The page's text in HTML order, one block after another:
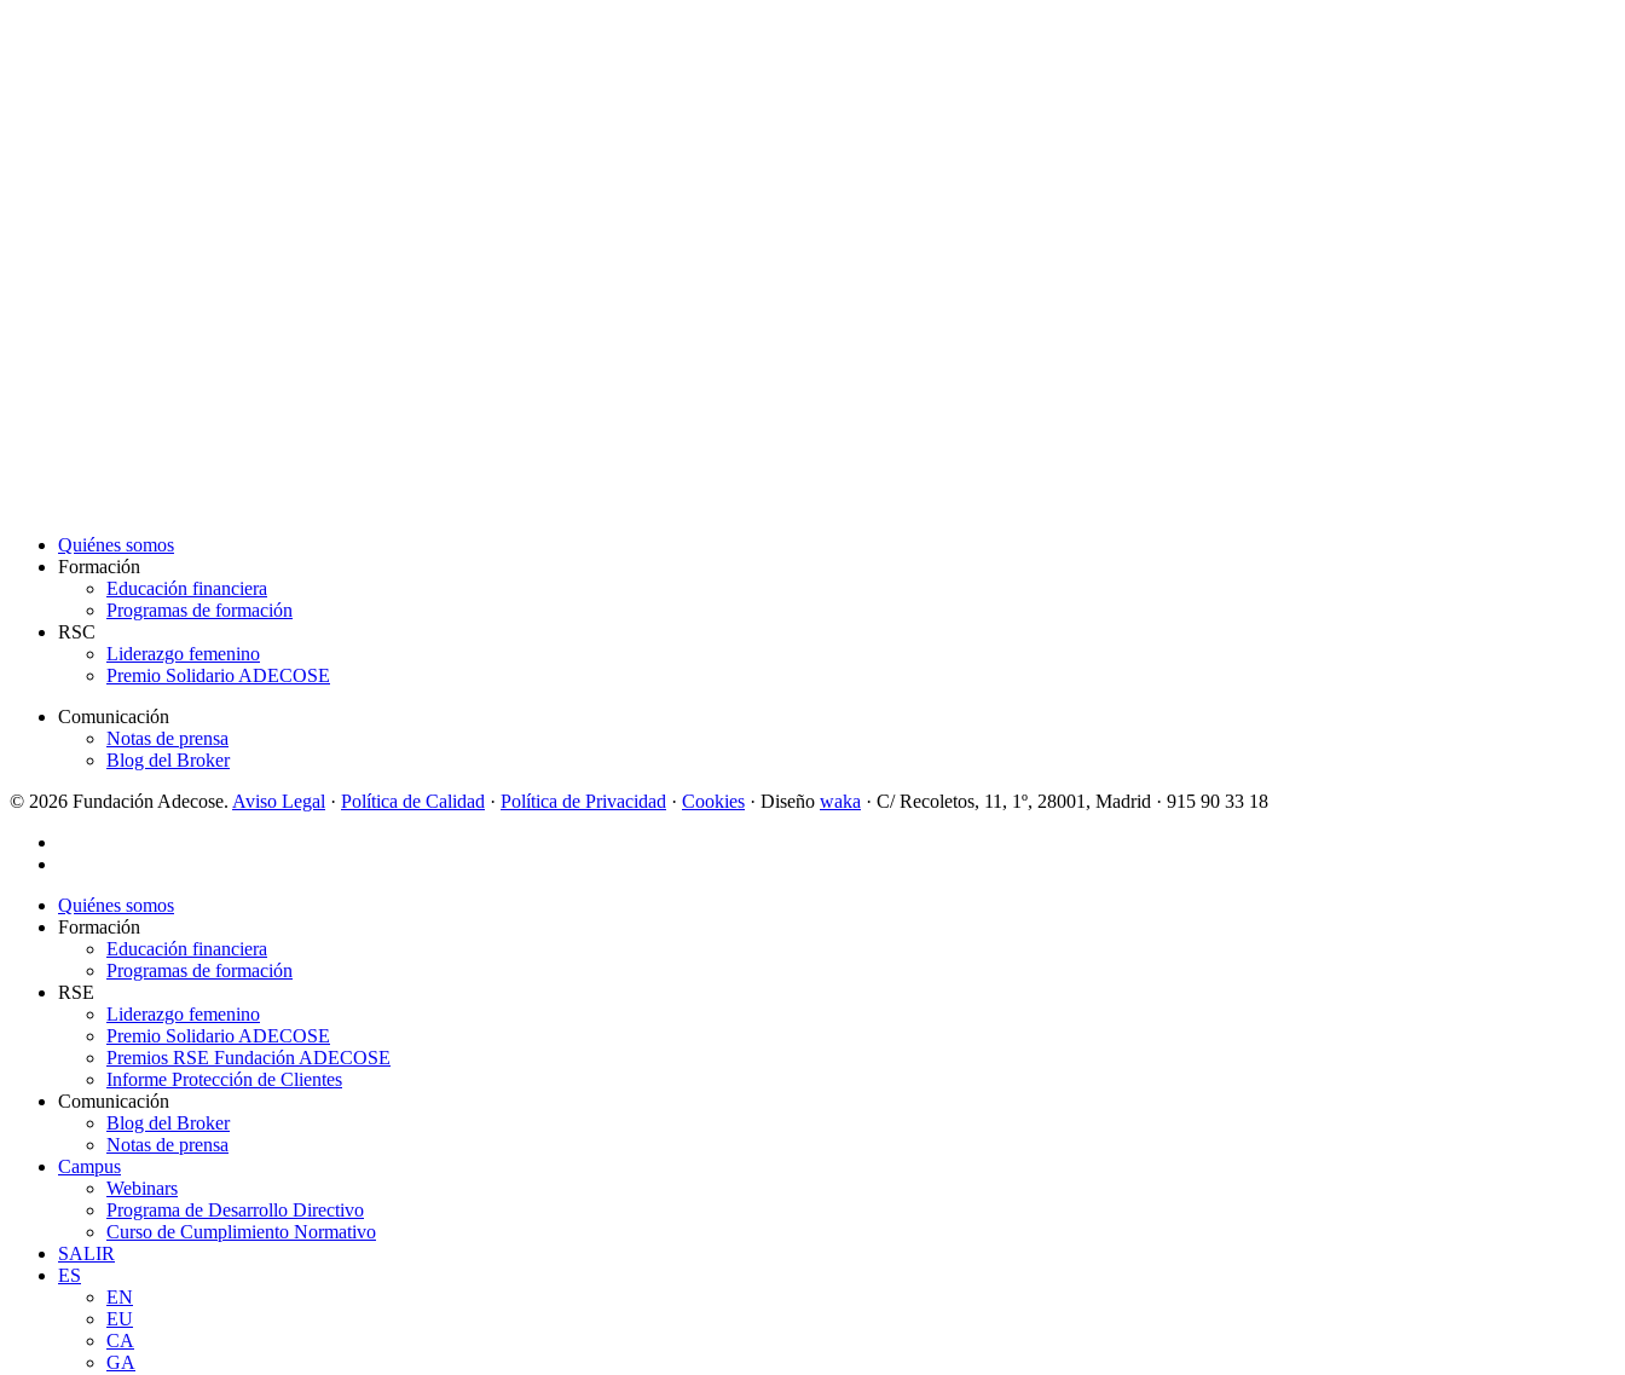
Quiénes somos
Formación
Educación financiera
Programas de formación
RSC
Liderazgo femenino
Premio Solidario ADECOSE
Comunicación
Notas de prensa
Blog del Broker
© 2026 Fundación Adecose. Aviso Legal · Política de Calidad · Política de Privacidad · Cookies · Diseño waka · C/ Recoletos, 11, 1º, 28001, Madrid · 915 90 33 18
Close
Menu
Quiénes somos
Formación
Educación financiera
Programas de formación
RSE
Liderazgo femenino
Premio Solidario ADECOSE
Premios RSE Fundación ADECOSE
Informe Protección de Clientes
Comunicación
Blog del Broker
Notas de prensa
Campus
Webinars
Programa de Desarrollo Directivo
Curso de Cumplimiento Normativo
SALIR
ES
EN
EU
CA
GA